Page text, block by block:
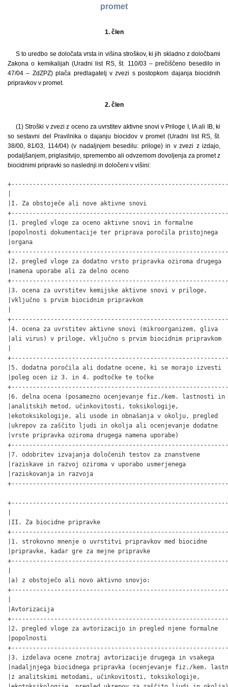
promet
1. člen
S to uredbo se določata vrsta in višina stroškov, ki jih skladno z določbami
Zakona o kemikalijah (Uradni list RS, št. 110/03 – prečiščeno besedilo in
47/04 – ZdZPZ) plača predlagatelj v zvezi s postopkom dajanja biocidnih
pripravkov v promet.
2. člen
(1) Stroški v zvezi z oceno za uvrstitev aktivne snovi v Priloge I, IA ali IB, ki
so sestavni del Pravilnika o dajanju biocidov v promet (Uradni list RS, št.
38/00, 81/03, 114/04) (v nadaljnjem besedilu: priloge) in v zvezi z izdajo,
podaljšanjem, priglasitvijo, spremembo ali odvzemom dovoljenja za promet z
biocidnimi pripravki so naslednji in določeni v višini:
+-------------------------------------------------------------
|I. Za obstoječe ali nove aktivne snovi
+-------------------------------------------------------------
|1. pregled vloge za oceno aktivne snovi in formalne
|popolnosti dokumentacije ter priprava poročila
|organa
+-------------------------------------------------------------
|2. pregled vloge za dodatno vrsto pripravka oziroma
|namena uporabe ali za delno oceno
+-------------------------------------------------------------
|3. ocena za uvrstitev kemijske aktivne snovi v priloge,
|vključno s prvim biocidnim pripravkom
+-------------------------------------------------------------
|4. ocena za uvrstitev aktivne snovi (mikroorganizem, gliva
|ali virus) v priloge, vključno s prvim biocidnim pripravkom
+-------------------------------------------------------------
|5. dodatna poročila ali dodatne ocene, ki se morajo izvesti
|poleg ocen iz 3. in 4. podtočke te točke
+-------------------------------------------------------------
|6. delna ocena (posamezno ocenjevanje fiz./kem. lastnosti
|analitskih metod, učinkovitosti, toksikologije,
|ekotoksikologije, ali usode in obnašanja v okolju,
|ukrepov za zaščito ljudi in okolja ali ocenjevanje
|vrste pripravka oziroma drugega namena uporabe)
+-------------------------------------------------------------
|7. odobritev izvajanja določenih testov za znanstvene
|raziskave in razvoj oziroma v uporabo usmerjenega
|raziskovanja in razvoja
+-------------------------------------------------------------
|II. Za biocidne pripravke
|1. strokovno mnenje o uvrstitvi pripravkov med biocidne
|pripravke, kadar gre za mejne pripravke
|a) z obstoječo ali novo aktivno snovjo:
|Avtorizacija
|2. pregled vloge za avtorizacijo in pregled njene
|popolnosti
|3. izdelava ocene znotraj avtorizacije drugega in vsakega
|nadaljnjega biocidnega pripravka (ocenjevanje fiz./kem.
|z analitskimi metodami, učinkovitosti, toksikologije,